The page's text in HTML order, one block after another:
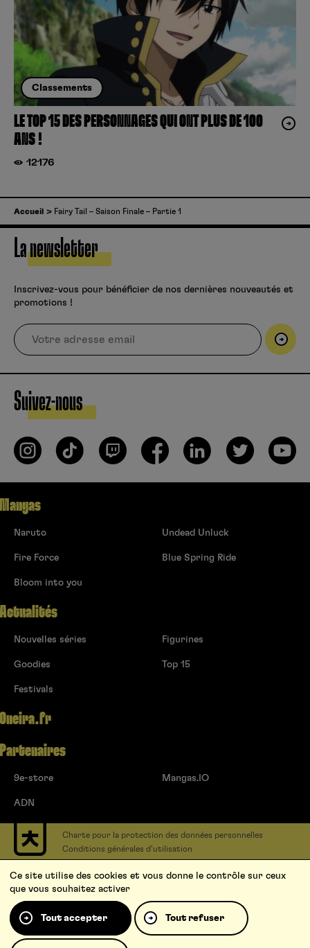
Classements
LE TOP 15 DES PERSONNAGES QUI ONT PLUS DE 100
ANS !
12176
Accueil Fairy Tail – Saison Finale – Partie 1
La newsletter
Inscrivez-vous pour bénéficier de nos dernières nouveautés et
promotions !
Suivez-nous
Mangas
Naruto
Fire Force
Bloom into you
Undead Unluck
Blue Spring Ride
Actualités
Nouvelles séries
Goodies
Festivals
Figurines
Top 15
Oneira.fr
Partenaires
9e-store
ADN
Mangas.IO
Charte pour la protection des données personnelles
Conditions générales d’utilisation
Contact
Soumettre un projet
Proposer une série
Qui sommes-nous ?
Ce site utilise des cookies et vous donne le contrôle sur ceux
que vous souhaitez activer
Tout accepter Tout refuser